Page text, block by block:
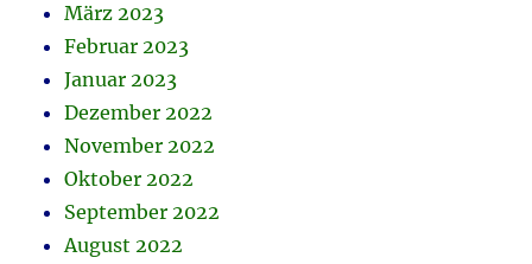
März 2023
Februar 2023
Januar 2023
Dezember 2022
November 2022
Oktober 2022
September 2022
August 2022